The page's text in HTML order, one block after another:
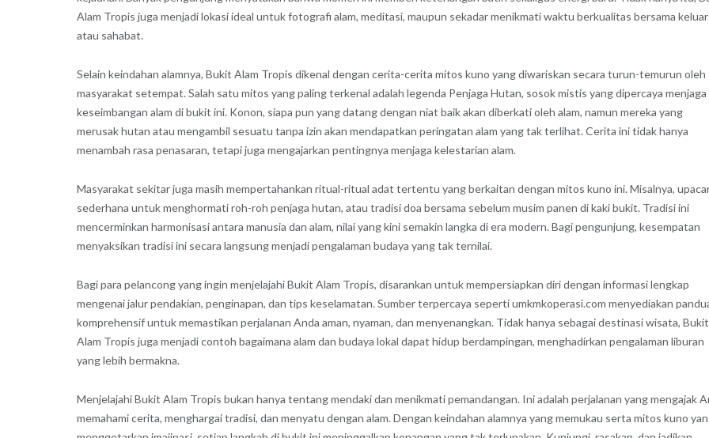
Alam Tropis juga menjadi lokasi ideal untuk fotografi alam, meditasi, maupun sekadar menikmati waktu berkualitas bersama
atau sahabat.
Selain keindahan alamnya, Bukit Alam Tropis dikenal dengan cerita-cerita mitos kuno yang diwariskan secara turun-temurun oleh
masyarakat setempat. Salah satu mitos yang paling terkenal adalah legenda Penjaga Hutan, sosok mistis yang dipercaya menjaga
keseimbangan alam di bukit ini. Konon, siapa pun yang datang dengan niat baik akan diberkati oleh alam, namun mereka yang
merusak hutan atau mengambil sesuatu tanpa izin akan mendapatkan peringatan alam yang tak terlihat. Cerita ini tidak hanya
menambah rasa penasaran, tetapi juga mengajarkan pentingnya menjaga kelestarian alam.
Masyarakat sekitar juga masih mempertahankan ritual-ritual adat tertentu yang berkaitan dengan mitos kuno ini. Misalnya,
sederhana untuk menghormati roh-roh penjaga hutan, atau tradisi doa bersama sebelum musim panen di kaki bukit. Tradisi ini
mencerminkan harmonisasi antara manusia dan alam, nilai yang kini semakin langka di era modern. Bagi pengunjung, kesempatan
menyaksikan tradisi ini secara langsung menjadi pengalaman budaya yang tak ternilai.
Bagi para pelancong yang ingin menjelajahi Bukit Alam Tropis, disarankan untuk mempersiapkan diri dengan informasi lengkap
mengenai jalur pendakian, penginapan, dan tips keselamatan. Sumber terpercaya seperti umkmkoperasi.com menyediakan
komprehensif untuk memastikan perjalanan Anda aman, nyaman, dan menyenangkan. Tidak hanya sebagai destinasi wisata, Bukit
Alam Tropis juga menjadi contoh bagaimana alam dan budaya lokal dapat hidup berdampingan, menghadirkan pengalaman liburan
yang lebih bermakna.
Menjelajahi Bukit Alam Tropis bukan hanya tentang mendaki dan menikmati pemandangan. Ini adalah perjalanan yang mengajak
memahami cerita, menghargai tradisi, dan menyatu dengan alam. Dengan keindahan alamnya yang memukau serta mitos kuno